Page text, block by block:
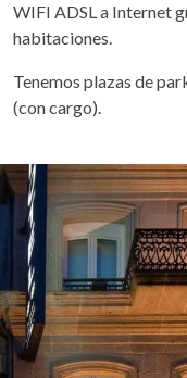
WIFI ADSL a Internet
habitaciones.
Tenemos plazas de
(con cargo).